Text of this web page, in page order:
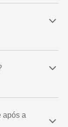
após a